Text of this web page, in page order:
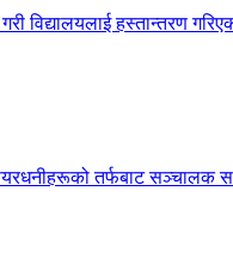
विद्यालयलाई हस्तान्तरण
तर्फबाट सञ्चालक